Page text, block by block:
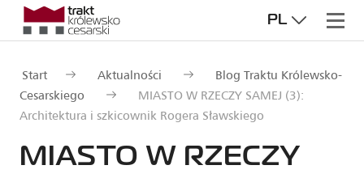
PL
Start Aktualności
Blog Traktu Królewsko-
Cesarskiego
MIASTO W RZECZY SAMEJ (3):
Architektura i szkicownik Rogera Sławskiego
MIASTO W RZECZY